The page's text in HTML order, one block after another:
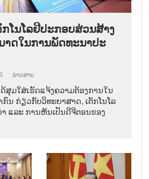
ໂນ​ໂລ​ຢີ​ປະ​ກອບ​ສ່ວນ​ສ້າງ​
າດ​ໃນ​ການ​ພັດ​ທະ​ນາ​ປະ​
ຂ່າວສານ
ສຸມ​ໃສ່​ເຮັດ​ແຈ້ງ​ຄວາມ​ຕ້ອງ​ການ​ໃນ​
ນ ກ່ຽວ​ກັບ​ວິ​ທະ​ຍາ​ສາດ, ເຕັກ​ໂນ​ໂລ​
ແລະ ການ​ຫັນ​ເປັນ​ດີ​ຈີ​ຕອນ​ຂອງ